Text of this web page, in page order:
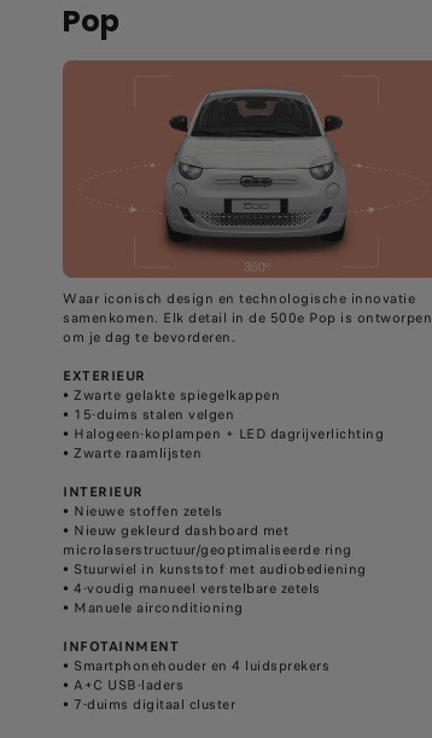
Pop
Waar iconisch design en technologische innovatie
samenkomen. Elk detail in de 500e Pop is ontworpen
om je dag te bevorderen.
EXTERIEUR​
​• Zwarte gelakte spiegelkappen
​• 15-duims stalen velgen
​• Halogeen-koplampen + LED dagrijverlichting
​• Zwarte raamlijsten
INTERIEUR​
​• Nieuwe stoffen zetels
​• Nieuw gekleurd dashboard met
microlaserstructuur/geoptimaliseerde ring
​• Stuurwiel in kunststof met audiobediening
​• 4-voudig manueel verstelbare zetels
​• Manuele airconditioning
INFOTAINMENT​
​• Smartphonehouder en 4 luidsprekers
​• A+C USB-laders
​• 7-duims digitaal cluster